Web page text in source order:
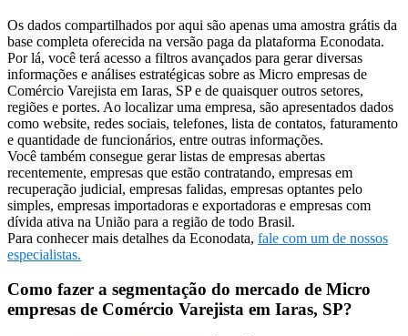
Os dados compartilhados por aqui são apenas uma amostra grátis da
base completa oferecida na versão paga da plataforma Econodata.
Por lá, você terá acesso a filtros avançados para gerar diversas
informações e análises estratégicas sobre as Micro empresas de
Comércio Varejista em Iaras, SP e de quaisquer outros setores,
regiões e portes. Ao localizar uma empresa, são apresentados dados
como website, redes sociais, telefones, lista de contatos, faturamento
e quantidade de funcionários, entre outras informações.
Você também consegue gerar listas de empresas abertas
recentemente, empresas que estão contratando, empresas em
recuperação judicial, empresas falidas, empresas optantes pelo
simples, empresas importadoras e exportadoras e empresas com
dívida ativa na União para a região de todo Brasil.
Para conhecer mais detalhes da Econodata, fale com um de nossos
especialistas.
Como fazer a segmentação do mercado de Micro
empresas de Comércio Varejista em Iaras, SP?